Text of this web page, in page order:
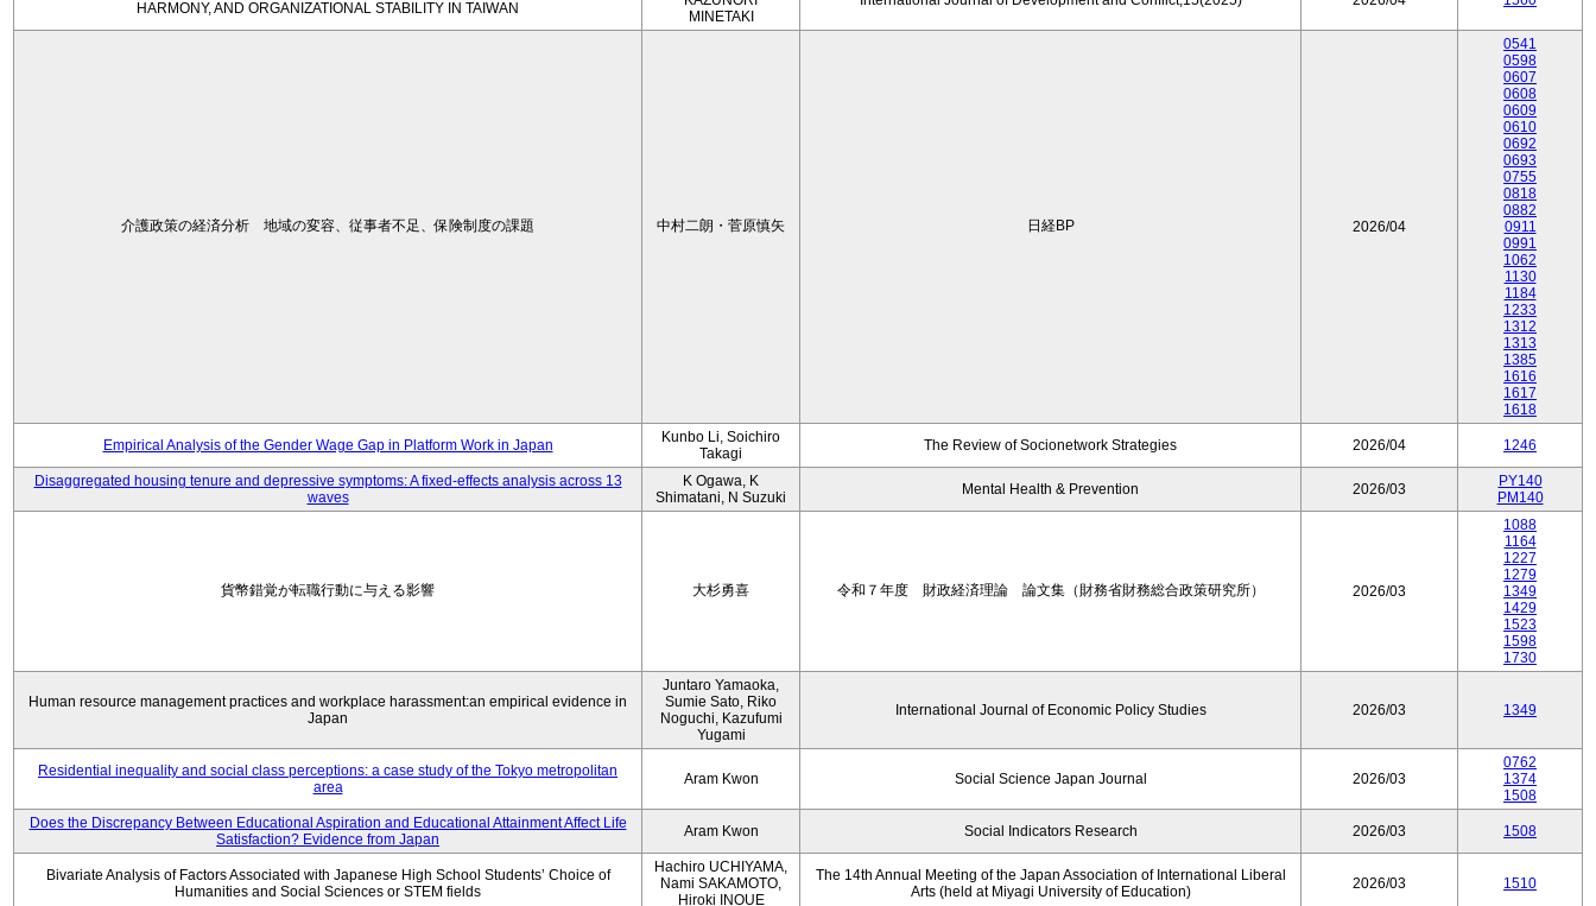
HARMONY, AND ORGANIZATIONAL STABILITY IN TAIWAN
MINETAKI
介護政策の経済分析 地域の変容、従事者不足、保険制度の課題 中村二朗・菅原慎矢 日経BP 2026/04
0541
0598
0607
0608
0609
0610
0692
0693
0755
0818
0882
0911
0991
1062
1130
1184
1233
1312
1313
1385
1616
1617
1618
Empirical Analysis of the Gender Wage Gap in Platform Work in Japan
Kunbo Li, Soichiro
Takagi
The Review of Socionetwork Strategies 2026/04 1246
Disaggregated housing tenure and depressive symptoms: A fixed-effects analysis across 13
waves
K Ogawa, K
Shimatani, N Suzuki
Mental Health & Prevention 2026/03
PY140
PM140
貨幣錯覚が転職行動に与える影響 大杉勇喜 令和７年度 財政経済理論 論文集（財務省財務総合政策研究所） 2026/03
1088
1164
1227
1279
1349
1429
1523
1598
1730
Human resource management practices and workplace harassment:an empirical evidence in
Japan
Juntaro Yamaoka,
Sumie Sato, Riko
Noguchi, Kazufumi
Yugami
International Journal of Economic Policy Studies 2026/03 1349
Residential inequality and social class perceptions: a case study of the Tokyo metropolitan
area
Aram Kwon Social Science Japan Journal 2026/03
0762
1374
1508
Does the Discrepancy Between Educational Aspiration and Educational Attainment Affect Life
Satisfaction? Evidence from Japan
Aram Kwon Social Indicators Research 2026/03 1508
Bivariate Analysis of Factors Associated with Japanese High School Students’ Choice of
Humanities and Social Sciences or STEM fields
Hachiro UCHIYAMA,
Nami SAKAMOTO,
Hiroki INOUE
The 14th Annual Meeting of the Japan Association of International Liberal
Arts (held at Miyagi University of Education)
2026/03 1510